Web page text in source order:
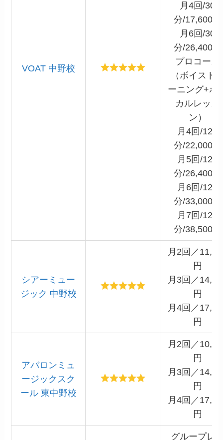
VOAT 中野校
月4回/30
分/17,600円
月6回/30
分/26,400円
プロコース
（ボイスト
ーニング+ボ
カルレッス
ン）
月4回/120
分/22,000円
月5回/120
分/26,400円
月6回/120
分/33,000円
月7回/120
分/38,500円
シアーミュー
ジック 中野校
月2回／
円
月3回／
円
月4回／
円
アバロンミュ
ージックスク
ール 東中野校
月2回／
円
月3回／
円
月4回／
円
グループレ